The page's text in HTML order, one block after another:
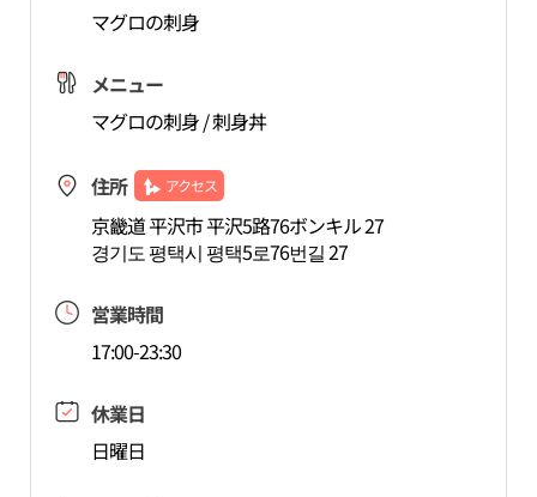
マグロの刺身
メニュー
マグロの刺身 / 刺身丼
住所 アクセス
京畿道 平沢市 平沢5路76ボンキル 27
경기도 평택시 평택5로76번길 27
営業時間
17:00-23:30
休業日
日曜日